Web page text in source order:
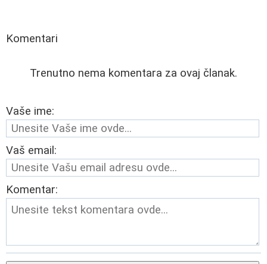
Komentari
Trenutno nema komentara za ovaj članak.
Vaše ime:
Vaš email:
Komentar: